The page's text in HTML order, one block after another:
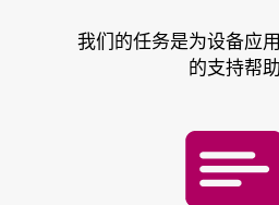
我们的任务是为设备应
的支持帮助